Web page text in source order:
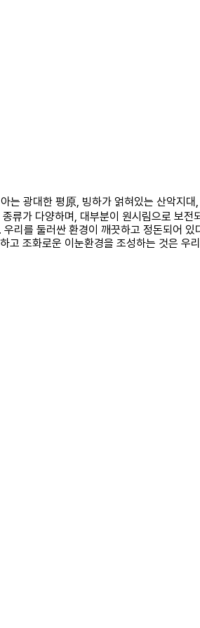
는 광대한 평原, 빙하가 얽혀있는 산악지
류가 다양하며, 대부분이 원시림으로 보전
리를 둘러싼 환경이 깨끗하고 정돈되어
조화로운 이눈환경을 조성하는 것은 우